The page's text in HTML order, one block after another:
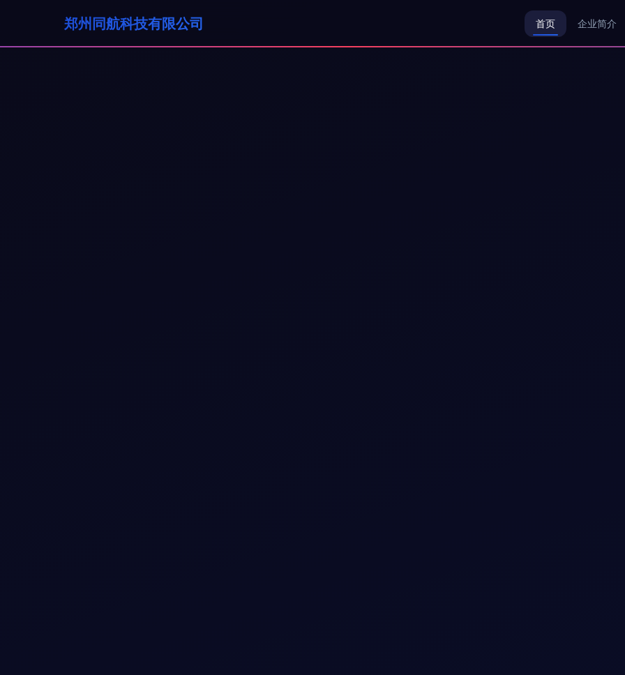
郑州同航科技有限公司 首页 企业简介